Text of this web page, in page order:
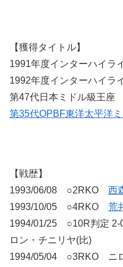
【獲得タイトル】
1991年度インターハイラ
1992年度インターハイラ
第47代日本ミドル級王座
第35代OPBF東洋太平洋
【戦歴】
1993/06/08 ○2RKO 西
1993/10/05 ○4RKO 荒
1994/01/25 ○10R判定
ロン・チニリヤ(比)
1994/05/04 ○3RKO ニ